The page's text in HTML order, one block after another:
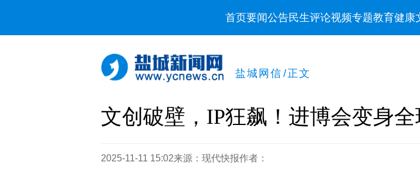
首页要闻公告民生评论视频专题教育健康
盐城网信 /正文
文创破壁，IP狂飙！进博会变身全
2025-11-11 15:02来源：现代快报作者：